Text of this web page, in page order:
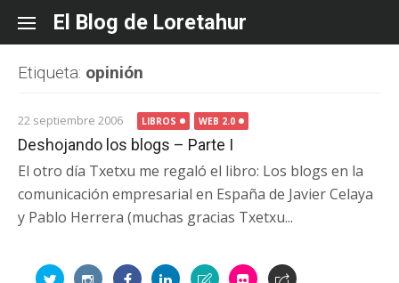
content
El Blog de Loretahur
Etiqueta: opinión
22 septiembre 2006 LIBROS WEB 2.0
Deshojando los blogs – Parte I
El otro día Txetxu me regaló el libro: Los blogs en la
comunicación empresarial en España de Javier Celaya
y Pablo Herrera (muchas gracias Txetxu...